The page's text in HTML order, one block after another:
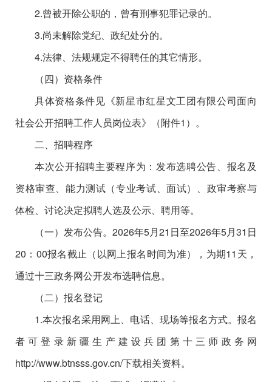
2.曾被开除公职的，曾有刑事犯罪记录的。
3.尚未解除党纪、政纪处分的。
4.法律、法规规定不得聘任的其它情形。
（四）资格条件
具体资格条件见《新星市红星文工团有限公司面向
社会公开招聘工作人员岗位表》（附件1）。
二、招聘程序
本次公开招聘主要程序为：发布选聘公告、报名及
资格审查、能力测试（专业考试、面试）、政审考察与
体检、讨论决定拟聘人选及公示、聘用等。
（一）发布公告。2026年5月21日至2026年5月31日
20：00报名截止（以网上报名时间为准），为期11天，
通过十三政务网公开发布选聘信息。
（二）报名登记
1.本次报名采用网上、电话、现场等报名方式。报名
者可登录新疆生产建设兵团第十三师政务网
http://www.btnsss.gov.cn/下载相关资料。